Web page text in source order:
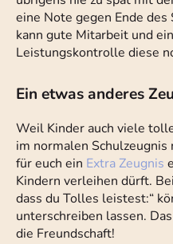
eine Note gegen Ende des
kann gute Mitarbeit und
Leistungskontrolle diese
Ein etwas anderes
Weil Kinder auch viele
im normalen
für euch ein Extra Zeugnis
Kindern verleihen dürft.
dass du Tolles leistest:“
unterschreiben lassen.
die Freundschaft!